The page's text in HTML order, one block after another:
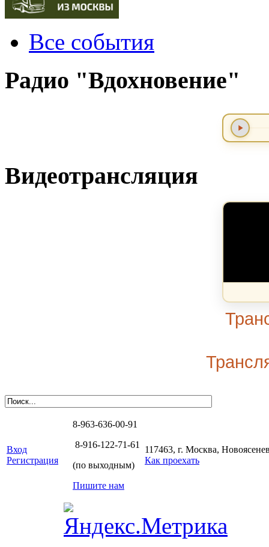
Все события
Радио "Вдохновение"
Видеотрансляция
Вход
Регистрация
8-963-636-00-91
8-916-122-71-61
(по выходным)
Пишите нам
117463, г. Москва,
Как проехать